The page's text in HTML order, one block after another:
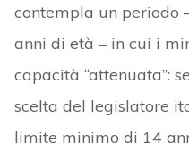
contempla un periodo
anni di età – in cui i
capacità “attenuata”:
scelta del legislatore
limite minimo di 14